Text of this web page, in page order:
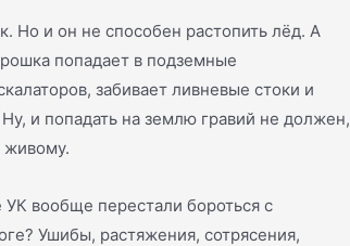
Но и он не способен растопить лёд. А
попадает в подземные
забивает ливневые стоки и
и попадать на землю гравий не должен,
живому.
вообще перестали бороться с
Ушибы, растяжения, сотрясения,